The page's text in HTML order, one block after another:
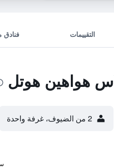
التقييمات فنادق
هواهين هوتل
2 من الضيوف، غرفة واحدة